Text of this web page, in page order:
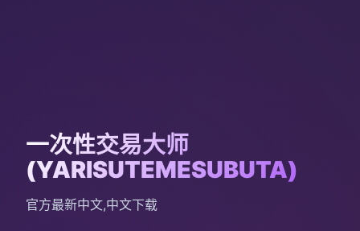
一次性交易大师
(YARISUTEMESUBUTA)
官方最新中文,中文下载